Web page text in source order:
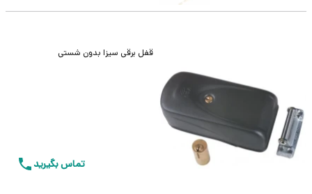
قفل برقی سیزا بدون شستی
تماس بگیرید